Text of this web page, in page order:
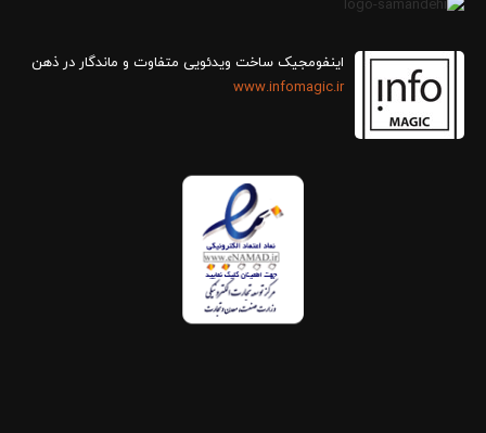
اینفومجیک ساخت ویدئویی متفاوت و ماندگار در ذهن
www.infomagic.ir